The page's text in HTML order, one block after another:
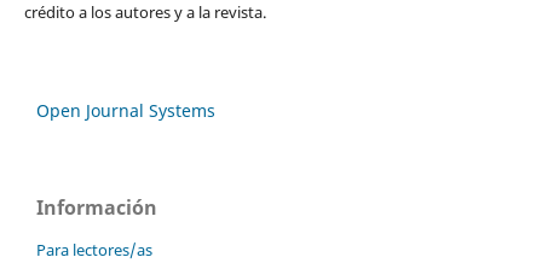
crédito a los autores y a la revista.
Open Journal Systems
Información
Para lectores/as